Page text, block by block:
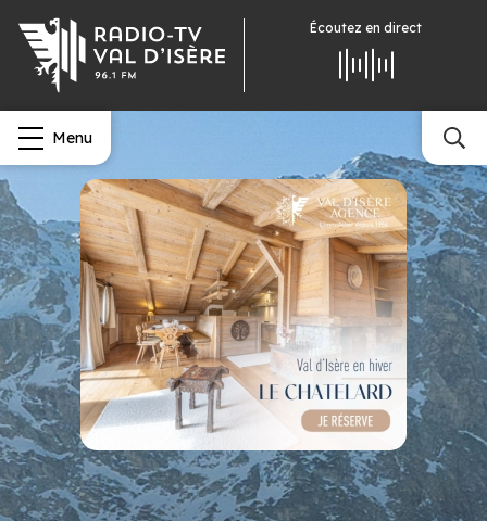
Écoutez en direct
Menu